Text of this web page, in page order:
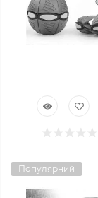
Популярний